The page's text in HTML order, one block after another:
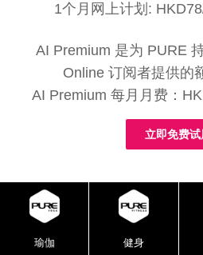
1个月网上计划:
AI Premium 是为 PURE
Online 订阅者提供的
AI Premium 每月月费：
立即免费试
瑜伽 健身